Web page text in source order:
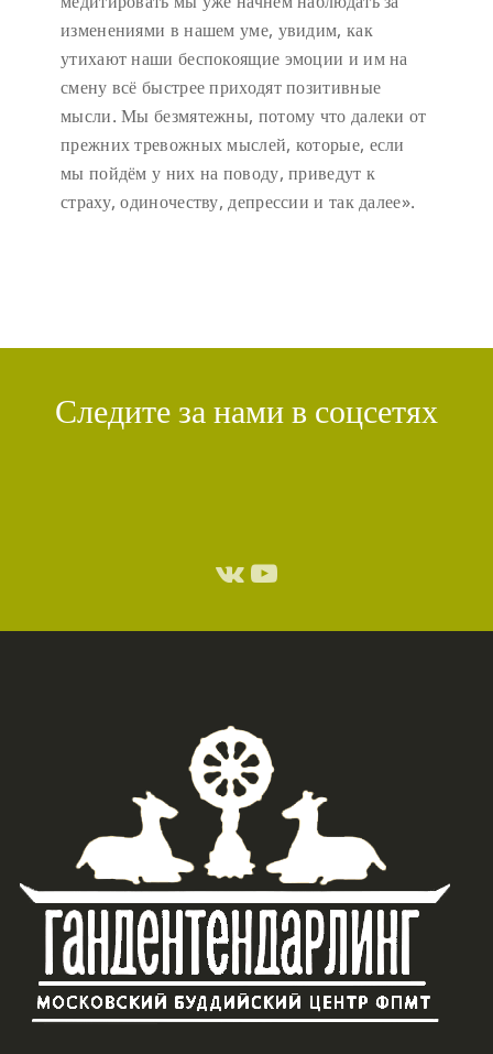
изменениями в нашем уме, увидим, как
утихают наши беспокоящие эмоции и им на
смену всё быстрее приходят позитивные
мысли. Мы безмятежны, потому что далеки от
прежних тревожных мыслей, которые, если
мы пойдём у них на поводу, приведут к
страху, одиночеству, депрессии и так далее».
Следите за нами в соцсетях